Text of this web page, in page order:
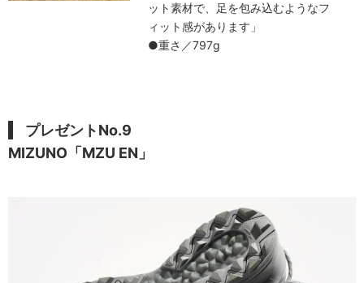
ット素材で、足を包み込むようなフ
ィット感があります」
●重さ／797g
プレゼントNo.9
MIZUNO「MZU EN」